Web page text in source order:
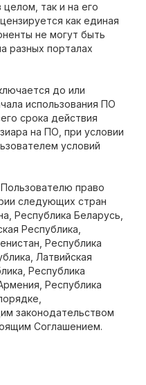
так и на его
как единая
не могут быть
разных порталах
до или
использования ПО
срока действия
на ПО, при условии
условий
право
следующих стран
Республика Беларусь,
Республика,
Республика
Латвийская
Республика
Республика
законодательством
Соглашением.